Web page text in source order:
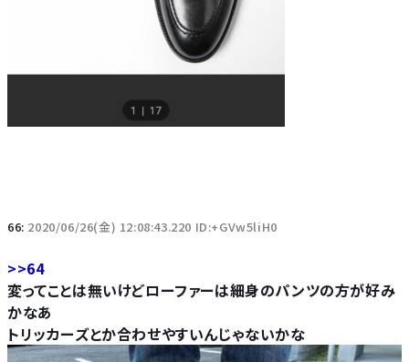
66: 2020/06/26(金) 12:08:43.220 ID:+GVw5liH0
>>64
変ってことは無いけどローファーは細身のパンツの方が好み
かなあ
トリッカーズとか合わせやすいんじゃないかな